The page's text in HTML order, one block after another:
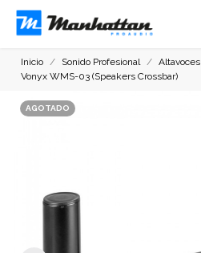
Inicio Sonido Profesional Altavoces
Vonyx WMS-03 (Speakers Crossbar)
AGOTADO